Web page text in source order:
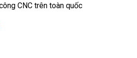
CNC trên toàn quốc